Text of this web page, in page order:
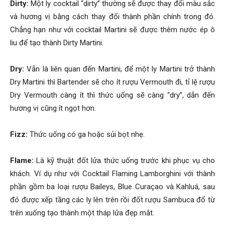
Dirty: Một ly cocktail “dirty” thường sẽ được thay đổi màu sắc
và hương vị bằng cách thay đổi thành phần chính trong đó.
Chẳng hạn như với cocktail Martini sẽ được thêm nước ép ô
liu để tạo thành Dirty Martini.
Dry:Vẫn là liên quan đến Martini, để một ly Martini trở thành
Dry Martini thì Bartender sẽ cho ít rượu Vermouth đi, tỉ lệ rượu
Dry Vermouth càng ít thì thức uống sẽ càng “dry”, dẫn đến
hương vị cũng ít ngọt hơn.
Fizz: Thức uống có ga hoặc sủi bọt nhẹ.
Flame: Là kỹ thuật đốt lửa thức uống trước khi phục vụ cho
khách. Ví dụ như với Cocktail Flaming Lamborghini với thành
phần gồm ba loại rượu Baileys, Blue Curaçao và Kahluá, sau
đó được xếp tầng các ly lên trên rồi đốt rượu Sambuca đổ từ
trên xuống tạo thành một tháp lửa đẹp mắt.